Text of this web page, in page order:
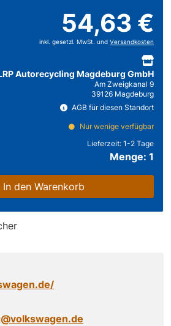
54,63 €
inkl. gesetzl. MwSt. und Versandkosten
Autorecycling Magdeburg GmbH
Am Zweigkanal 9
39126 Magdeburg
AGB für diesen Standort
Nur wenige verfügbar
Lieferzeit: 1-2 Tage
Menge: 1
In den Warenkorb